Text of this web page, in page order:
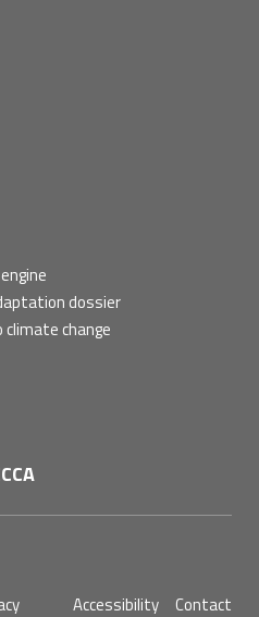
dossier
change
Accessibility Contact